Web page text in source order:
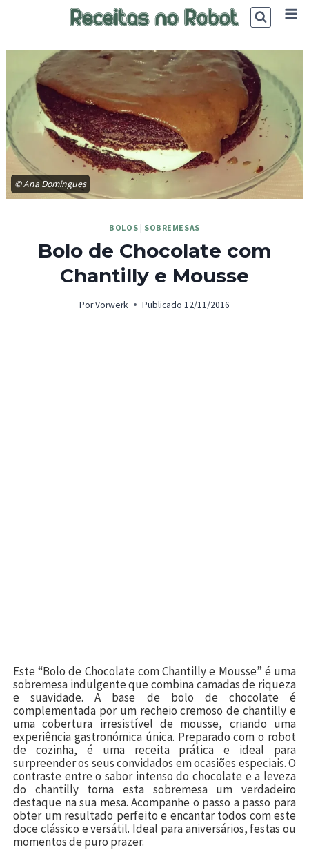
© Ana Domingues
BOLOS | SOBREMESAS
Bolo de Chocolate com
Chantilly e Mousse
PorVorwerk Publicado 12/11/2016
Este “Bolo de Chocolate com Chantilly e Mousse” é uma
sobremesa indulgente que combina camadas de riqueza
e suavidade. A base de bolo de chocolate é
complementada por um recheio cremoso de chantilly e
uma cobertura irresistível de mousse, criando uma
experiência gastronómica única. Preparado com o robot
de cozinha, é uma receita prática e ideal para
surpreender os seus convidados em ocasiões especiais. O
contraste entre o sabor intenso do chocolate e a leveza
do chantilly torna esta sobremesa um verdadeiro
destaque na sua mesa. Acompanhe o passo a passo para
obter um resultado perfeito e encantar todos com este
doce clássico e versátil. Ideal para aniversários, festas ou
momentos de puro prazer.